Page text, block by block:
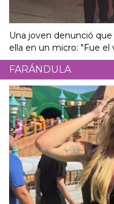
Una joven denunció
ella en un micro: "Fue el
FARÁNDULA